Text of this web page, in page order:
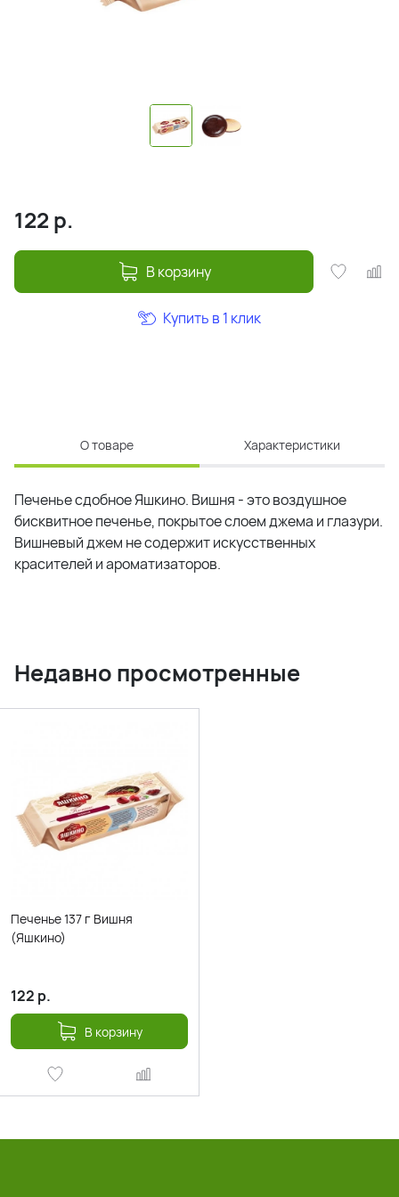
122 р.
В корзину
Купить в 1 клик
О товаре Характеристики
Печенье сдобное Яшкино. Вишня - это воздушное
бисквитное печенье, покрытое слоем джема и глазури.
Вишневый джем не содержит искусственных
красителей и ароматизаторов.
Недавно просмотренные
Печенье 137 г Вишня
(Яшкино)
122 р.
В корзину